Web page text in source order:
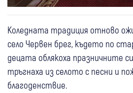
Коледната традиция отново
село Червен брег, където по
децата облякоха празничните
тръгнаха из селото с песни и
благоденствие.